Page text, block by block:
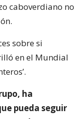
caboverdiano no
sobre si
en el Mundial
ha
pueda seguir